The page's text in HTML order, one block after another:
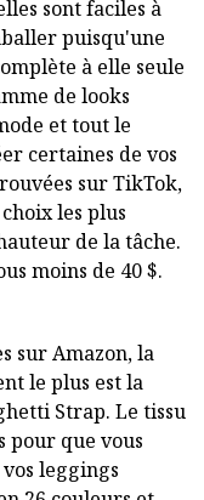
sont faciles à
puisqu'une
à elle seule
de looks
et tout le
certaines de vos
sur TikTok,
les plus
de la tâche.
moins de 40 $.
sur Amazon, la
le plus est la
Strap. Le tissu
pour que vous
leggings